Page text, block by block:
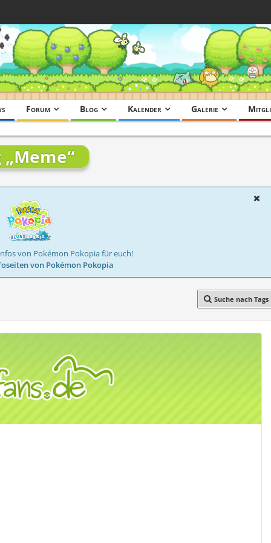
Forum Blog Kalender Galerie
von Pokémon Pokopia für euch!
von Pokémon Pokopia
Suche nach Tags